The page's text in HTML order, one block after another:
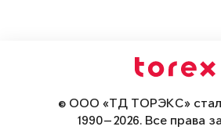
© ООО «ТД ТОРЭКС»
1990—2026. Все права